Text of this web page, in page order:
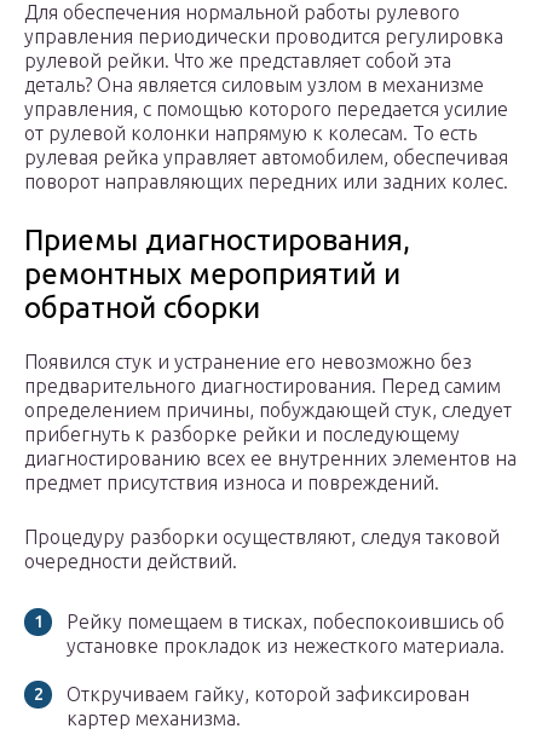
Для обеспечения нормальной работы рулевого
управления периодически проводится регулировка
рулевой рейки. Что же представляет собой эта
деталь? Она является силовым узлом в механизме
управления, с помощью которого передается усилие
от рулевой колонки напрямую к колесам. То есть
рулевая рейка управляет автомобилем, обеспечивая
поворот направляющих передних или задних колес.
Приемы диагностирования,
ремонтных мероприятий и
обратной сборки
Появился стук и устранение его невозможно без
предварительного диагностирования. Перед самим
определением причины, побуждающей стук, следует
прибегнуть к разборке рейки и последующему
диагностированию всех ее внутренних элементов на
предмет присутствия износа и повреждений.
Процедуру разборки осуществляют, следуя таковой
очередности действий.
Рейку помещаем в тисках, побеспокоившись об
установке прокладок из нежесткого материала.
Откручиваем гайку, которой зафиксирован
картер механизма.